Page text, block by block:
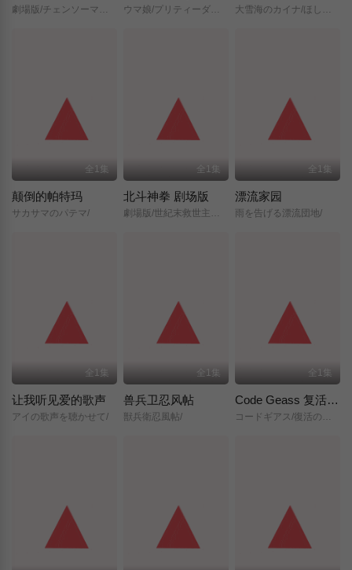
全1集
颠倒的帕特玛
サカサマのパテマ/
全1集
北斗神拳 剧场版
劇場版/世紀末救世主伝説/北斗の拳/
全1集
漂流家园
雨を告げる漂流団地/
全1集
让我听见爱的歌声
アイの歌声を聴かせて/
全1集
兽兵卫忍风帖
獣兵衛忍風帖/
全1集
Code Geass 复活的鲁路修
コードギアス/復活のルルーシュ/